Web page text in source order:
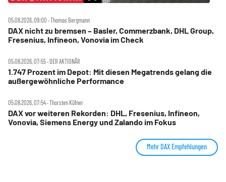
05.08.2026, 09:00 ‧ Thomas Bergmann
DAX nicht zu bremsen – Basler, Commerzbank, DHL Group,
Fresenius, Infineon, Vonovia im Check
05.08.2026, 07:55 ‧ DER AKTIONÄR
1.747 Prozent im Depot: Mit diesen Megatrends gelang die
außergewöhnliche Performance
05.08.2026, 07:54 ‧ Thorsten Küfner
DAX vor weiteren Rekorden: DHL, Fresenius, Infineon,
Vonovia, Siemens Energy und Zalando im Fokus
Mehr DAX Empfehlungen